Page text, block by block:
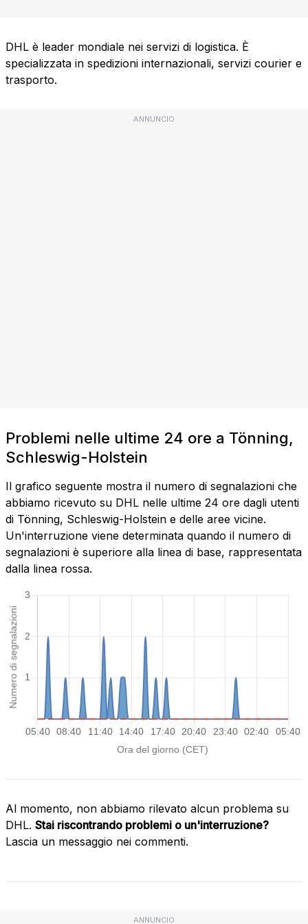
DHL è leader mondiale nei servizi di logistica. È
specializzata in spedizioni internazionali, servizi courier e
trasporto.
ANNUNCIO
Problemi nelle ultime 24 ore a Tönning,
Schleswig-Holstein
Il grafico seguente mostra il numero di segnalazioni che
abbiamo ricevuto su DHL nelle ultime 24 ore dagli utenti
di Tönning, Schleswig-Holstein e delle aree vicine.
Un'interruzione viene determinata quando il numero di
segnalazioni è superiore alla linea di base, rappresentata
dalla linea rossa.
Al momento, non abbiamo rilevato alcun problema su
DHL. Stai riscontrando problemi o un'interruzione?
Lascia un messaggio nei commenti.
ANNUNCIO